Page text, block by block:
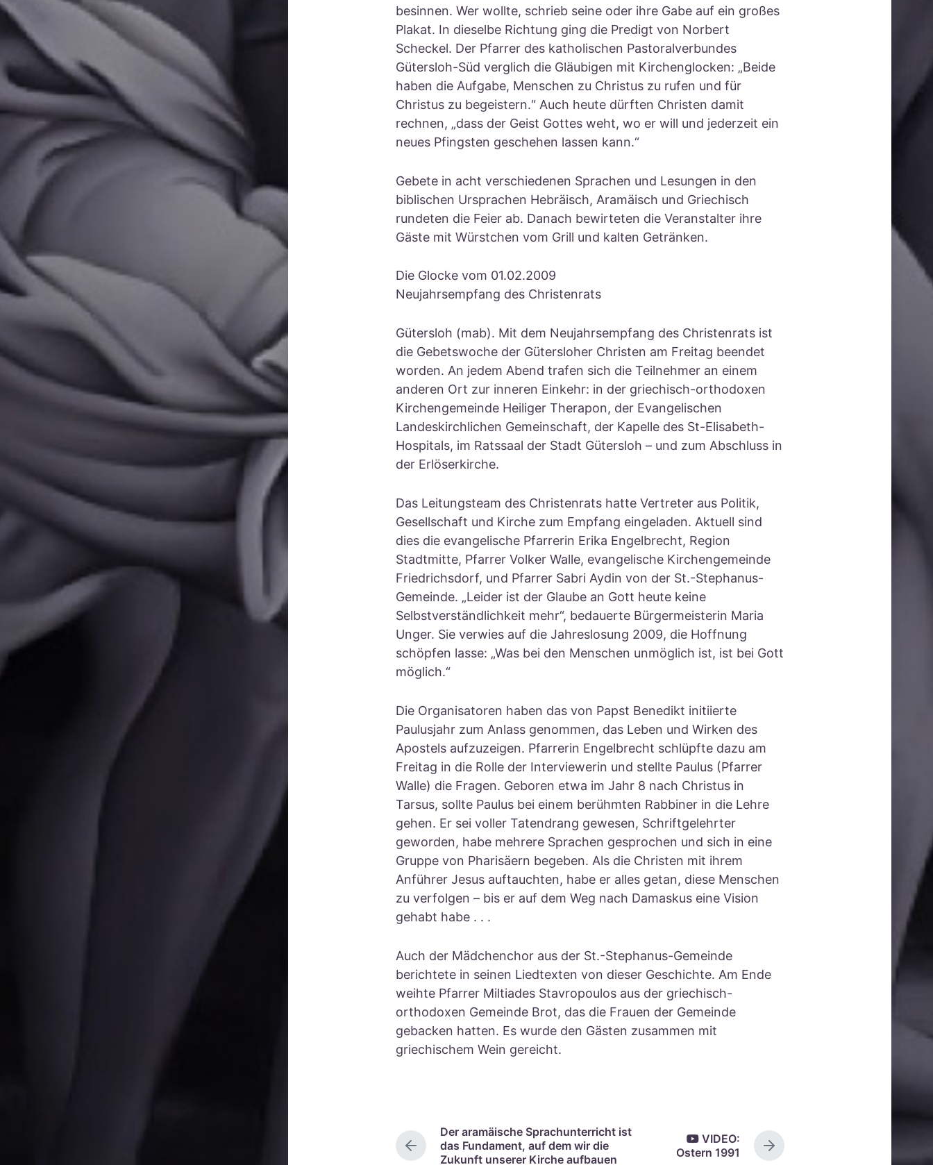
besinnen. Wer wollte, schrieb seine oder ihre Gabe auf ein großes
Plakat. In dieselbe Richtung ging die Predigt von Norbert
Scheckel. Der Pfarrer des katholischen Pastoralverbundes
Gütersloh-Süd verglich die Gläubigen mit Kirchenglocken: „Beide
haben die Aufgabe, Menschen zu Christus zu rufen und für
Christus zu begeistern.“ Auch heute dürften Christen damit
rechnen, „dass der Geist Gottes weht, wo er will und jederzeit ein
neues Pfingsten geschehen lassen kann.“
Gebete in acht verschiedenen Sprachen und Lesungen in den
biblischen Ursprachen Hebräisch, Aramäisch und Griechisch
rundeten die Feier ab. Danach bewirteten die Veranstalter ihre
Gäste mit Würstchen vom Grill und kalten Getränken.
Die Glocke vom 01.02.2009
Neujahrsempfang des Christenrats
Gütersloh (mab). Mit dem Neujahrsempfang des Christenrats ist
die Gebetswoche der Gütersloher Christen am Freitag beendet
worden. An jedem Abend trafen sich die Teilnehmer an einem
anderen Ort zur inneren Einkehr: in der griechisch-orthodoxen
Kirchengemeinde Heiliger Therapon, der Evangelischen
Landeskirchlichen Gemeinschaft, der Kapelle des St-Elisabeth-
Hospitals, im Ratssaal der Stadt Gütersloh – und zum Abschluss in
der Erlöserkirche.
Das Leitungsteam des Christenrats hatte Vertreter aus Politik,
Gesellschaft und Kirche zum Empfang eingeladen. Aktuell sind
dies die evangelische Pfarrerin Erika Engelbrecht, Region
Stadtmitte, Pfarrer Volker Walle, evangelische Kirchengemeinde
Friedrichsdorf, und Pfarrer Sabri Aydin von der St.-Stephanus-
Gemeinde. „Leider ist der Glaube an Gott heute keine
Selbstverständlichkeit mehr“, bedauerte Bürgermeisterin Maria
Unger. Sie verwies auf die Jahreslosung 2009, die Hoffnung
schöpfen lasse: „Was bei den Menschen unmöglich ist, ist bei Gott
möglich.“
Die Organisatoren haben das von Papst Benedikt initiierte
Paulusjahr zum Anlass genommen, das Leben und Wirken des
Apostels aufzuzeigen. Pfarrerin Engelbrecht schlüpfte dazu am
Freitag in die Rolle der Interviewerin und stellte Paulus (Pfarrer
Walle) die Fragen. Geboren etwa im Jahr 8 nach Christus in
Tarsus, sollte Paulus bei einem berühmten Rabbiner in die Lehre
gehen. Er sei voller Tatendrang gewesen, Schriftgelehrter
geworden, habe mehrere Sprachen gesprochen und sich in eine
Gruppe von Pharisäern begeben. Als die Christen mit ihrem
Anführer Jesus auftauchten, habe er alles getan, diese Menschen
zu verfolgen – bis er auf dem Weg nach Damaskus eine Vision
gehabt habe . . .
Auch der Mädchenchor aus der St.-Stephanus-Gemeinde
berichtete in seinen Liedtexten von dieser Geschichte. Am Ende
weihte Pfarrer Miltiades Stavropoulos aus der griechisch-
orthodoxen Gemeinde Brot, das die Frauen der Gemeinde
gebacken hatten. Es wurde den Gästen zusammen mit
griechischem Wein gereicht.
V
Der aramäische Sprachunterricht ist
das Fundament, auf dem wir die
Zukunft unserer Kirche aufbauen
N
VIDEO:
Ostern 1991